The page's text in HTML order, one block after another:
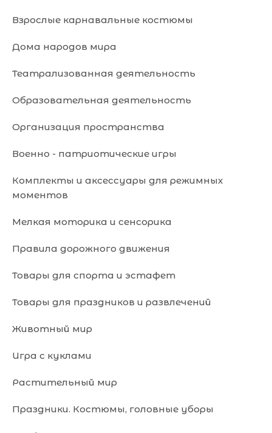
Взрослые карнавальные костюмы
Дома народов мира
Театрализованная деятельность
Образовательная деятельность
Организация пространства
Военно - патриотические игры
Комплекты и аксессуары для режимных
моментов
Мелкая моторика и сенсорика
Правила дорожного движения
Товары для спорта и эстафет
Товары для праздников и развлечений
Животный мир
Игра с куклами
Растительный мир
Праздники. Костюмы, головные уборы